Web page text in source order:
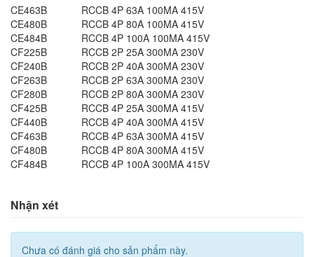
CE463B
RCCB 4P 63A 100MA 415V
CE480B
RCCB 4P 80A 100MA 415V
CE484B
RCCB 4P 100A 100MA 415V
CF225B
RCCB 2P 25A 300MA 230V
CF240B
RCCB 2P 40A 300MA 230V
CF263B
RCCB 2P 63A 300MA 230V
CF280B
RCCB 2P 80A 300MA 230V
CF425B
RCCB 4P 25A 300MA 415V
CF440B
RCCB 4P 40A 300MA 415V
CF463B
RCCB 4P 63A 300MA 415V
CF480B
RCCB 4P 80A 300MA 415V
CF484B
RCCB 4P 100A 300MA 415V
Nhận xét
Chưa có đánh giá cho sản phẩm này.